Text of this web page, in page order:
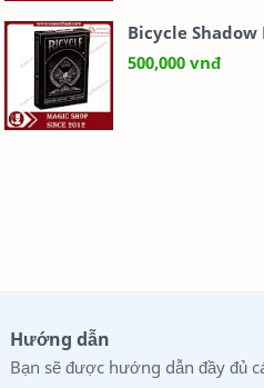
Bicycle Shadow
500,000 vnđ
Hướng dẫn
Bạn sẽ được hướng dẫn đầy đủ